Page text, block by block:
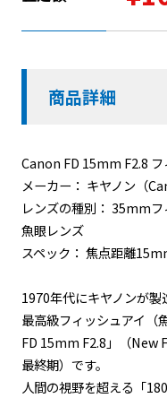
商品詳細
Canon FD 15mm F2.8 フ
メーカー： キヤノン（
レンズの種別： 35mm
魚眼レンズ
スペック： 焦点距離
1970年代にキヤノンが
最高級フィッシュアイ（
FD 15mm F2.8」（New
最終期）です。
人間の視野を超える「